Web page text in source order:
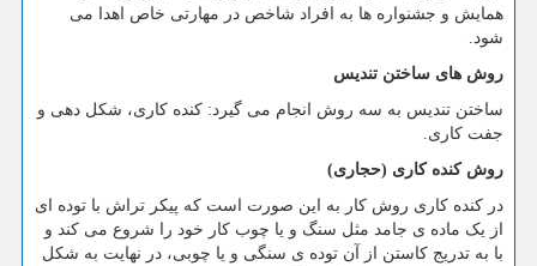
همایش و جشنواره ها به افراد شاخص در مهارتی خاص اهدا می
شود.
روش های ساختن تندیس
ساختن تندیس به سه روش انجام می گیرد: کنده کاری، شکل دهی و
جفت کاری.
روش کنده کاری (حجاری)
در کنده کاری روش کار به این صورت است که پیکر تراش با توده ای
از یک ماده ی جامد مثل سنگ و یا چوب کار خود را شروع می کند و
با به تدریج کاستن از آن توده ی سنگی و یا چوبی، در نهایت به شکل